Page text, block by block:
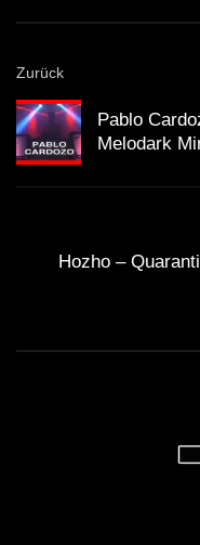
DJ
Space
Zurück
Pablo
Melodark
Hozho –